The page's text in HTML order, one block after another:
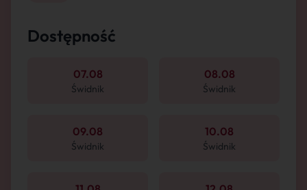
Dostępność
07.08
Świdnik
08.08
Świdnik
09.08
Świdnik
10.08
Świdnik